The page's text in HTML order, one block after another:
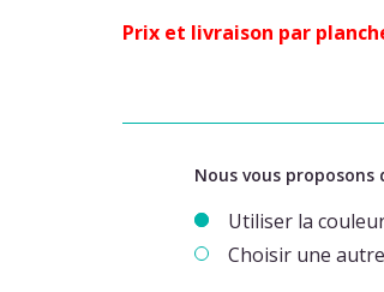
Prix et livraison par
Nous vous
Utiliser la
Choisir une